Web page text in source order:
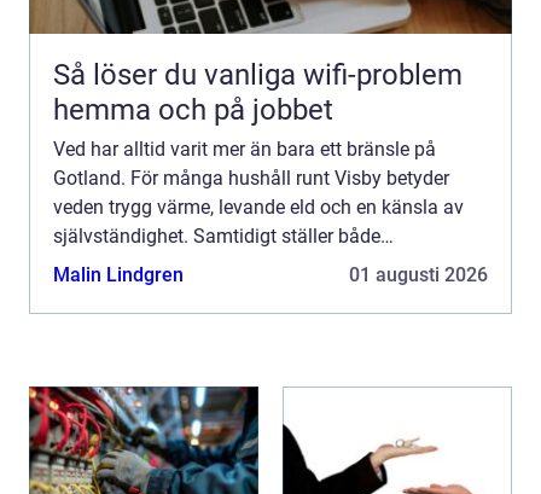
Så löser du vanliga wifi-problem
hemma och på jobbet
Ved har alltid varit mer än bara ett bränsle på
Gotland. För många hushåll runt Visby betyder
veden trygg värme, levande eld och en känsla av
självständighet. Samtidigt ställer både
klimatfrågan och höga energipriser nya krav på hur
Malin Lindgren 01 augusti 2026